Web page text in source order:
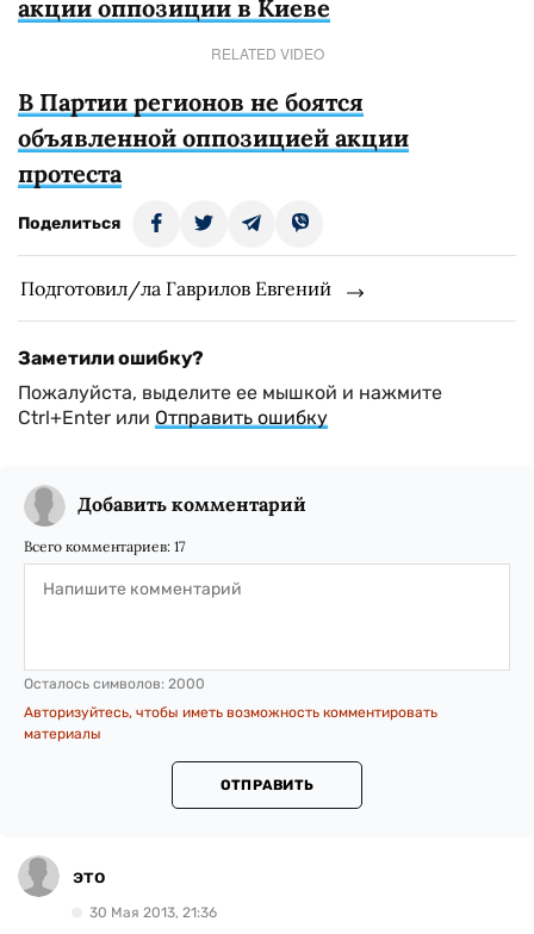
акции оппозиции в Киеве
RELATED VIDEO
В Партии регионов не боятся
объявленной оппозицией акции
протеста
Поделиться
Подготовил/ла Гаврилов Евгений
Заметили ошибку?
Пожалуйста, выделите ее мышкой и нажмите
Ctrl+Enter или Отправить ошибку
Добавить комментарий
Всего комментариев: 17
Осталось символов: 2000
Авторизуйтесь, чтобы иметь возможность комментировать
материалы
ОТПРАВИТЬ
это
30 Мая 2013, 21:36